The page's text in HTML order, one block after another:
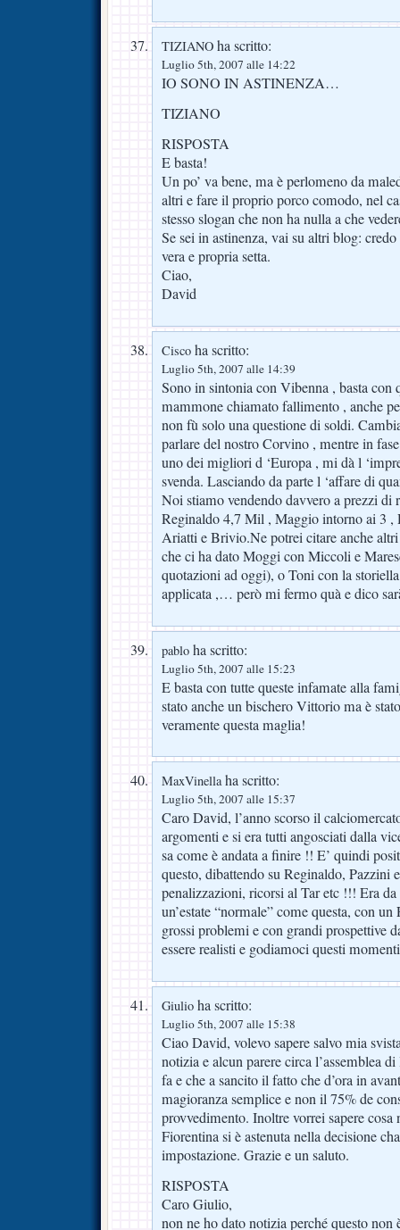
TIZIANO ha scritto:
Luglio 5th, 2007 alle 14:22
IO SONO IN ASTINENZA…
TIZIANO
RISPOSTA
E basta!
Un po’ va bene, ma è perlomeno da
altri e fare il proprio porco comodo, nel
stesso slogan che non ha nulla a che
Se sei in astinenza, vai su altri blog:
vera e propria setta.
Ciao,
David
Cisco ha scritto:
Luglio 5th, 2007 alle 14:39
Sono in sintonia con Vibenna , basta con
mammone chiamato fallimento , anche
non fù solo una questione di soldi.
parlare del nostro Corvino , mentre in
uno dei migliori d ‘Europa , mi dà l
svenda. Lasciando da parte l ‘affare di
Noi stiamo vendendo davvero a prezzi di
Reginaldo 4,7 Mil , Maggio intorno ai 3 ,
Ariatti e Brivio.Ne potrei citare anche
che ci ha dato Moggi con Miccoli e
quotazioni ad oggi), o Toni con la
applicata ,… però mi fermo quà e dico
pablo ha scritto:
Luglio 5th, 2007 alle 15:23
E basta con tutte queste infamate alla
stato anche un bischero Vittorio ma è
veramente questa maglia!
MaxVinellaha scritto:
Luglio 5th, 2007 alle 15:37
Caro David, l’anno scorso il
argomenti e si era tutti angosciati dalla
sa come è andata a finire !! E’ quindi
questo, dibattendo su Reginaldo, Pazzini
penalizzazioni, ricorsi al Tar etc !!! Era
un’estate “normale” come questa, con
grossi problemi e con grandi prospettive
essere realisti e godiamoci questi
Giulio ha scritto:
Luglio 5th, 2007 alle 15:38
Ciao David, volevo sapere salvo mia
notizia e alcun parere circa l’assemblea
fa e che a sancito il fatto che d’ora in
magioranza semplice e non il 75% de
provvedimento. Inoltre vorrei sapere cosa
Fiorentina si è astenuta nella decisione
impostazione. Grazie e un saluto.
RISPOSTA
Caro Giulio,
non ne ho dato notizia perché questo